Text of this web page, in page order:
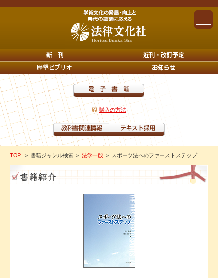
購入の方法
TOP ＞ 書籍ジャンル検索 ＞ 法学一般 ＞ スポーツ法へのファーストステップ